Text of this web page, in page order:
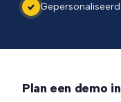
Plan een demo in